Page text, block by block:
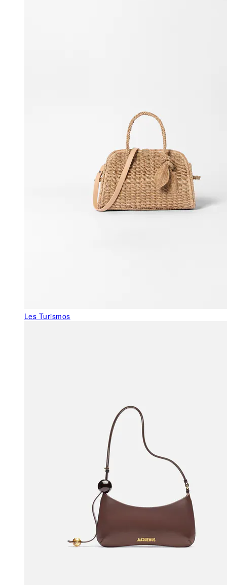
Les Turismos